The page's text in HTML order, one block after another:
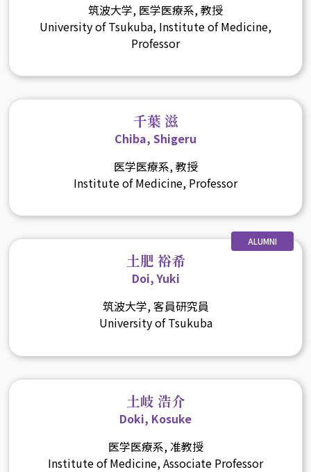
筑波大学, 医学医療系, 教授
University of Tsukuba, Institute of Medicine,
Professor
千葉 滋
Chiba, Shigeru
医学医療系, 教授
Institute of Medicine, Professor
ALUMNI
土肥 裕希
Doi, Yuki
筑波大学, 客員研究員
University of Tsukuba
土岐 浩介
Doki, Kosuke
医学医療系, 准教授
Institute of Medicine, Associate Professor